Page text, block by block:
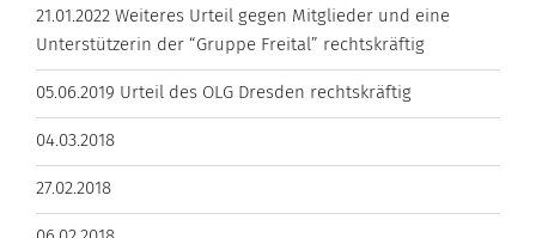
21.01.2022 Weiteres Urteil gegen Mitglieder und eine
Unterstützerin der “Gruppe Freital” rechtskräftig
05.06.2019 Urteil des OLG Dresden rechtskräftig
04.03.2018
27.02.2018